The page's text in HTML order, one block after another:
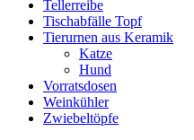
Tellerreibe
Tischabfälle Topf
Tierurnen aus Keramik
Katze
Hund
Vorratsdosen
Weinkühler
Zwiebeltöpfe